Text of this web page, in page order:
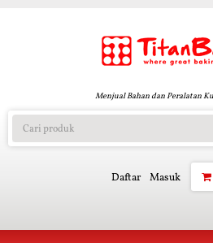
Menjual Bahan dan Peralatan
Daftar Masuk